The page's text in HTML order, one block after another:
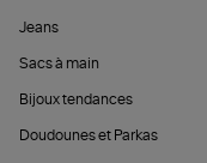
Jeans
Sacs à main
Bijoux tendances
Doudounes et Parkas